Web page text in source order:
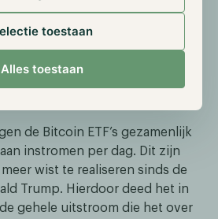
toestaan
Alles toestaan
spelers in de
hoopt op korte termijn live
de ticker ‘XXI’.
massale instromen
de Bitcoin ETF’s gezamenlijk
instromen per dag. Dit zijn
wist te realiseren sinds de
Trump. Hierdoor deed het in
gehele uitstroom die het over